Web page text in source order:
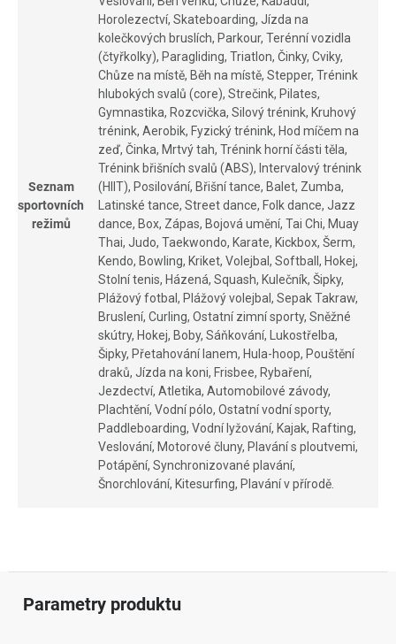
Seznam
sportovních
režimů
Horolezectví, Skateboarding, Jízda na
kolečkových bruslích, Parkour, Terénní vozidla
(čtyřkolky), Paragliding, Triatlon, Činky, Cviky,
Chůze na místě, Běh na místě, Stepper, Trénink
hlubokých svalů (core), Strečink, Pilates,
Gymnastika, Rozcvička, Silový trénink, Kruhový
trénink, Aerobik, Fyzický trénink, Hod míčem na
zeď, Činka, Mrtvý tah, Trénink horní části těla,
Trénink břišních svalů (ABS), Intervalový trénink
(HIIT), Posilování, Břišní tance, Balet, Zumba,
Latinské tance, Street dance, Folk dance, Jazz
dance, Box, Zápas, Bojová umění, Tai Chi, Muay
Thai, Judo, Taekwondo, Karate, Kickbox, Šerm,
Kendo, Bowling, Kriket, Volejbal, Softball, Hokej,
Stolní tenis, Házená, Squash, Kulečník, Šipky,
Plážový fotbal, Plážový volejbal, Sepak Takraw,
Bruslení, Curling, Ostatní zimní sporty, Sněžné
skútry, Hokej, Boby, Sáňkování, Lukostřelba,
Šipky, Přetahování lanem, Hula-hoop, Pouštění
draků, Jízda na koni, Frisbee, Rybaření,
Jezdectví, Atletika, Automobilové závody,
Plachtění, Vodní pólo, Ostatní vodní sporty,
Paddleboarding, Vodní lyžování, Kajak, Rafting,
Veslování, Motorové čluny, Plavání s ploutvemi,
Potápění, Synchronizované plavání,
Šnorchlování, Kitesurfing, Plavání v přírodě.
Parametry produktu